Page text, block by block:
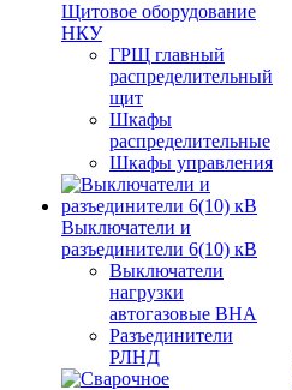
Щитовое оборудование
НКУ
ГРЩ главный
распределительный
щит
Шкафы
распределительные
Шкафы управления
Выключатели и
разъединители 6(10) кВ
Выключатели
нагрузки
автогазовые ВНА
Разъединители
РЛНД